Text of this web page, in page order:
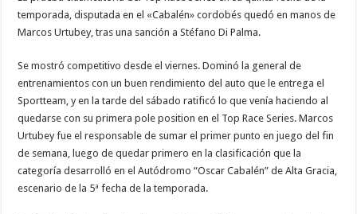
temporada, disputada en el «Cabalén» cordobés quedó en manos de
Marcos Urtubey, tras una sanción a Stéfano Di Palma.
Se mostró competitivo desde el viernes. Dominó la general de
entrenamientos con un buen rendimiento del auto que le entrega el
Sportteam, y en la tarde del sábado ratificó lo que venía haciendo al
quedarse con su primera pole position en el Top Race Series. Marcos
Urtubey fue el responsable de sumar el primer punto en juego del fin
de semana, luego de quedar primero en la clasificación que la
categoría desarrolló en el Autódromo “Oscar Cabalén” de Alta Gracia,
escenario de la 5ª fecha de la temporada.